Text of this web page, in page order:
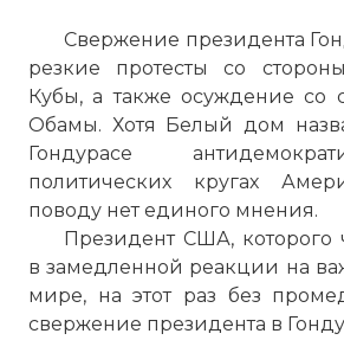
Свержение президента
резкие протесты со
Кубы, а также осуждение со
Обамы. Хотя Белый дом
Гондурасе
политических кругах
поводу нет единого мнения.
Президент США, которого
в замедленной реакции на
мире, на этот раз без
свержение президента в